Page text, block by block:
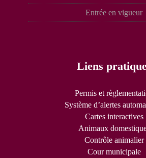
Entrée en vigueur
Liens
Permis et
Système d’alertes
Cartes interactives
Animaux
Contrôle animalier
Cour municipale